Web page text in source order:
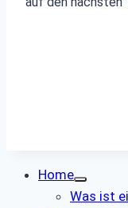
Home
Was ist